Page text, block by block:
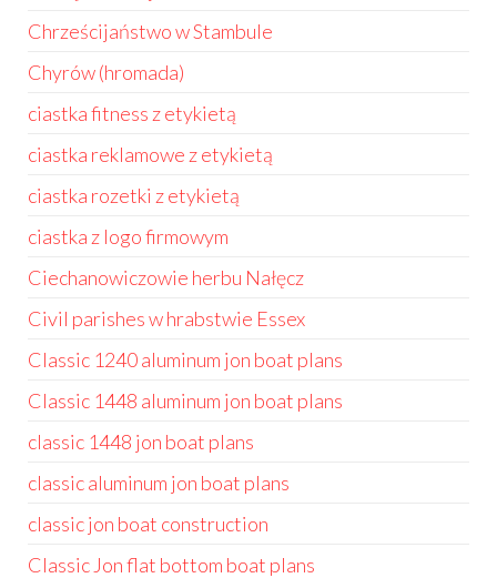
Chrześcijaństwo w Stambule
Chyrów (hromada)
ciastka fitness z etykietą
ciastka reklamowe z etykietą
ciastka rozetki z etykietą
ciastka z logo firmowym
Ciechanowiczowie herbu Nałęcz
Civil parishes w hrabstwie Essex
Classic 1240 aluminum jon boat plans
Classic 1448 aluminum jon boat plans
classic 1448 jon boat plans
classic aluminum jon boat plans
classic jon boat construction
Classic Jon flat bottom boat plans